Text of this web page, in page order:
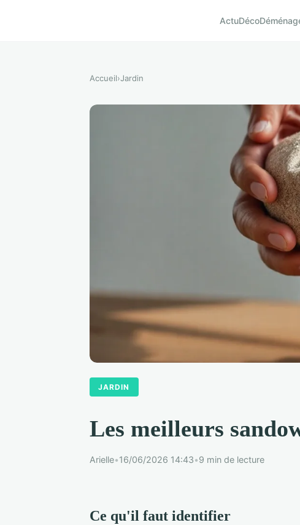
ActuDéco
Accueil›Jardin
JARDIN
Les meilleurs
Arielle•16/06/2026 14:43•9 min de lecture
Ce qu'il faut identifier